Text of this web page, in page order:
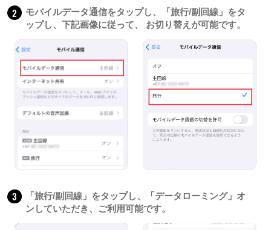
2
モバイルデータ通信をタップし、「旅行/副回線」をタ
ップし、下記画像に従って、 お切り替えが可能です。
3
「旅行/副回線」をタップし、「データローミング」オ
ンしていただき、ご利用可能です。